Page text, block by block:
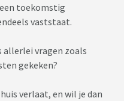
toekomstig
vaststaat.
allerlei vragen zoals
gekeken?
verlaat, en wil je dan